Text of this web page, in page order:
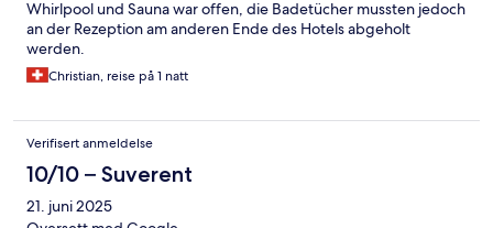
Whirlpool und Sauna war offen, die Badetücher mussten jedoch
an der Rezeption am anderen Ende des Hotels abgeholt
werden.
Christian, reise på 1 natt
Verifisert anmeldelse
10/10 – Suverent
21. juni 2025